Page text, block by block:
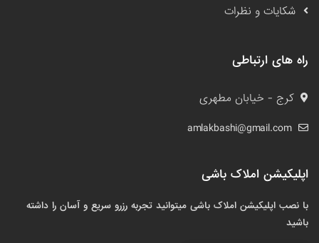
شکایات و نظرات
راه های ارتباطی
کرج - خیابان مطهری
amlakbashi@gmail.com
اپلیکیشن املاک باشی
با نصب اپلیکیشن املاک باشی میتوانید تجربه رزرو سریع و آسان را داشته
باشید